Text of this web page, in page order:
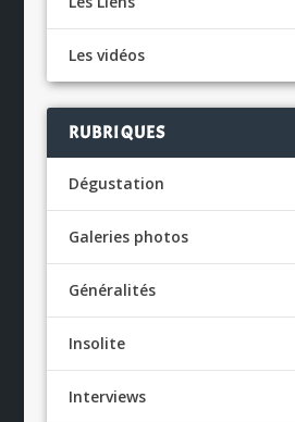
Les vidéos
RUBRIQUES
Dégustation
Galeries photos
Généralités
Insolite
Interviews